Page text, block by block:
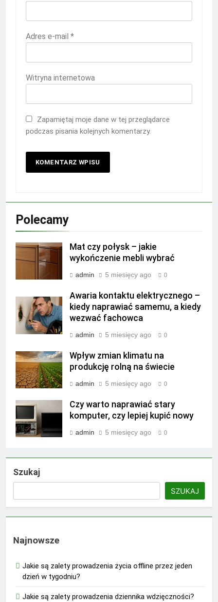
Adres e-mail *
Witryna internetowa
Zapamiętaj moje dane w tej przeglądarce
podczas pisania kolejnych komentarzy.
Polecamy
Mat czy połysk – jakie
wykończenie mebli wybrać
admin 5 miesięcy ago 0
Awaria kontaktu elektrycznego –
kiedy naprawiać samemu, a kiedy
wezwać fachowca
admin 5 miesięcy ago 0
Wpływ zmian klimatu na
produkcję rolną na świecie
admin 5 miesięcy ago 0
Czy warto naprawiać stary
komputer, czy lepiej kupić nowy
admin 5 miesięcy ago 0
Szukaj
SZUKAJ
Najnowsze
Jakie są zalety prowadzenia życia offline przez jeden
dzień w tygodniu?
Jakie są zalety prowadzenia dziennika wdzięczności?